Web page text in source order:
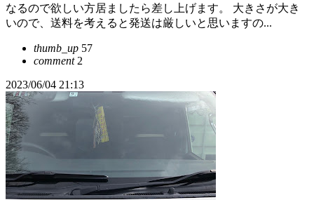
なるので欲しい方居ましたら差し上げます。 大きさが大き
いので、送料を考えると発送は厳しいと思いますの...
thumb_up 57
comment2
2023/06/04 21:13